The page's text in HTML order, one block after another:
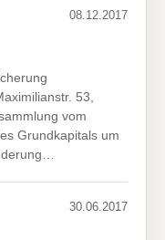
08.12.2017
53,
vom
Grundkapitals um
30.06.2017